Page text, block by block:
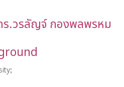
ร.วรลัญจ์ กองพลพรหม